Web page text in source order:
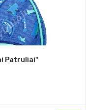
Patruliai"